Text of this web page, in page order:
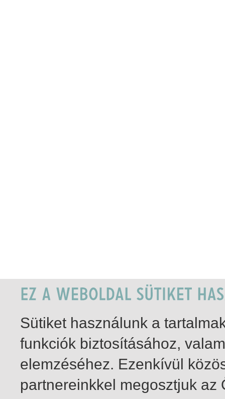
Sütiket használunk a
funkciók biztosításához,
elemzéséhez. Ezenkívül
partnereinkkel megosztjuk